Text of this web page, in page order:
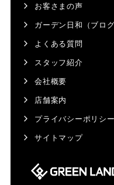
お客さまの声
ガーデン日和（ブログ
よくある質問
スタッフ紹介
会社概要
店舗案内
プライバシーポリシー
サイトマップ